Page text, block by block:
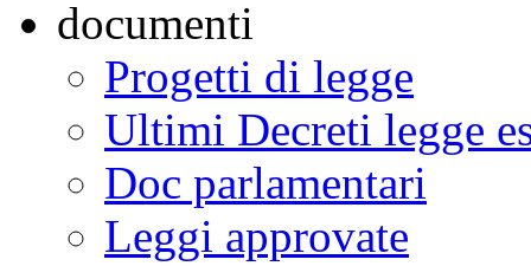
Accesso rapido